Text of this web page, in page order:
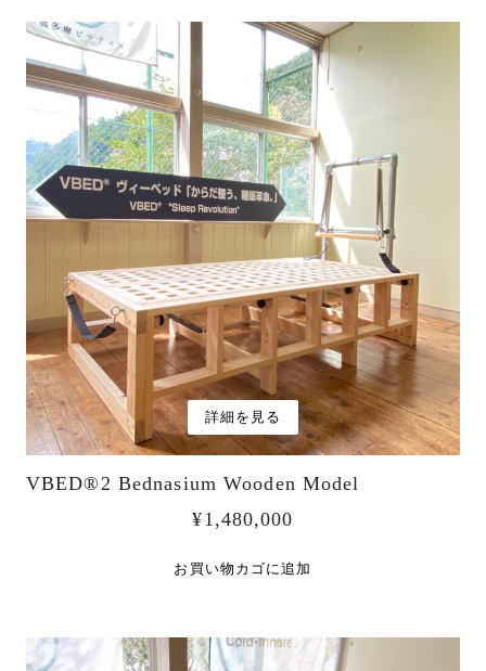
詳細を見る
VBED®︎2 Bednasium Wooden Model
¥1,480,000
お買い物カゴに追加